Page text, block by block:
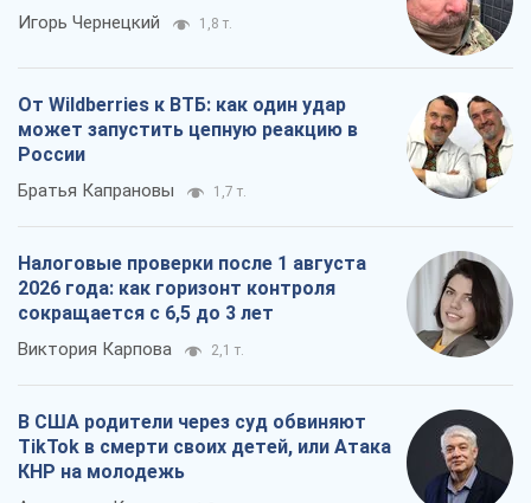
Игорь Чернецкий 1,8 т.
От Wildberries к ВТБ: как один удар
может запустить цепную реакцию в
России
Братья Капрановы 1,7 т.
Налоговые проверки после 1 августа
2026 года: как горизонт контроля
сокращается с 6,5 до 3 лет
Виктория Карпова 2,1 т.
В США родители через суд обвиняют
TikTok в смерти своих детей, или Атака
КНР на молодежь